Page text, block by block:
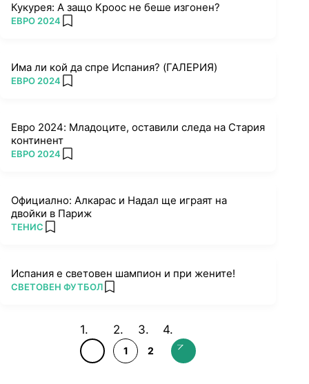
Кукурея: А защо Кроос не беше изгонен?
ПОВЕЧЕ ОТ
ЕВРО 2024 add favorites
Има ли кой да спре Испания? (ГАЛЕРИЯ)
ПОВЕЧЕ ОТ
ЕВРО 2024 add favorites
Евро 2024: Младоците, оставили следа на Стария
континент
ПОВЕЧЕ ОТ
ЕВРО 2024 add favorites
Официално: Алкарас и Надал ще играят на
двойки в Париж
ПОВЕЧЕ ОТ
ТЕНИС add favorites
Испания е световен шампион и при жените!
ПОВЕЧЕ ОТ
СВЕТОВЕН ФУТБОЛ add favorites
1 2